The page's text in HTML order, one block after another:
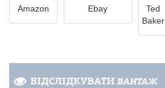
Amazon Ebay
Ted
Baker
ВІДСЛІДКУВАТИ ВАНТАЖ